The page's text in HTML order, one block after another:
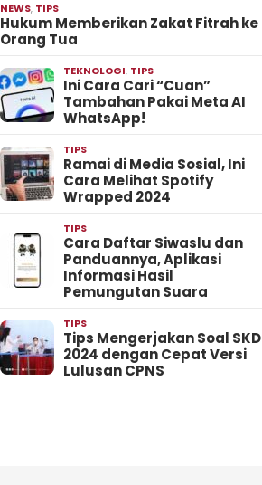
NEWS, TIPS
Hukum Memberikan Zakat Fitrah ke
Orang Tua
TEKNOLOGI, TIPS
Ini Cara Cari “Cuan”
Tambahan Pakai Meta AI
WhatsApp!
TIPS
Ramai di Media Sosial, Ini
Cara Melihat Spotify
Wrapped 2024
TIPS
Cara Daftar Siwaslu dan
Panduannya, Aplikasi
Informasi Hasil
Pemungutan Suara
TIPS
Tips Mengerjakan Soal SKD
2024 dengan Cepat Versi
Lulusan CPNS